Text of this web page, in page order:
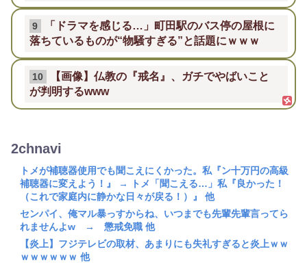
9
「ドラマを感じる…」町田駅のバス停の屋根に
落ちているものが“物騒すぎる”と話題にｗｗｗ
10
【画像】仏教の『戒名』、ガチでやばいこと
が判明するwww
2chnavi
トメが補聴器使用でも聞こえにくかった。私『ン十万円の高級
補聴器に変えよう！』 → トメ「聞こえる…」私『良かった！
（これで家庭内に静かな日々が戻る！）』 他
センパイ、俺マル暴っすからね、いつまでも先輩先輩言ってら
れませんよw → 懲戒免職 他
【炎上】フジテレビの取材、あまりにも失礼すぎると炎上ｗｗ
ｗｗｗｗｗｗ 他